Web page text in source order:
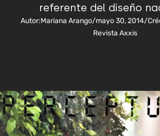
referente del diseño
Autor:Mariana Arango/mayo 30, 2014/
Revista Axxis